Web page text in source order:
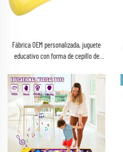
Fábrica OEM personalizada, juguete
educativo con forma de cepillo de